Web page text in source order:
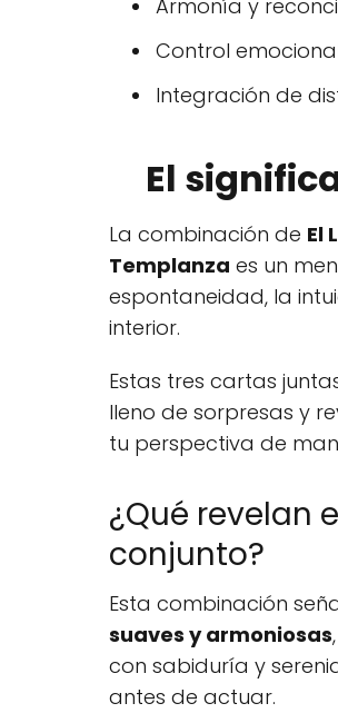
Armonía y
Control
Integración de
El
La combinación de El
Templanza es un
espontaneidad, la
interior.
Estas tres cartas
lleno de sorpresas y
tu perspectiva de
¿Qué revelan
conjunto?
Esta combinación
suaves y armoniosas
con sabiduría y
antes de actuar.